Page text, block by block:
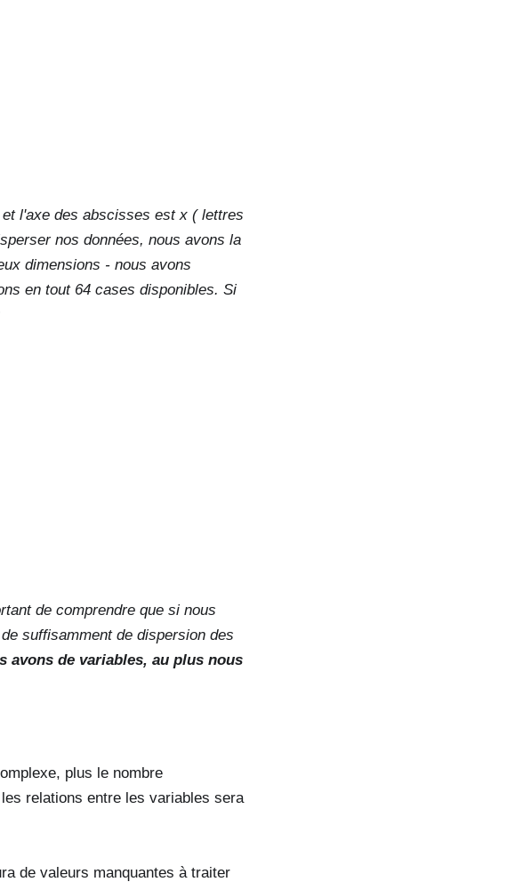
l'axe des abscisses est x ( lettres
nos données, nous avons la
dimensions - nous avons
en tout 64 cases disponibles. Si
de comprendre que si nous
suffisamment de dispersion des
avons de variables, au plus nous
plus le nombre
relations entre les variables sera
de valeurs manquantes à traiter